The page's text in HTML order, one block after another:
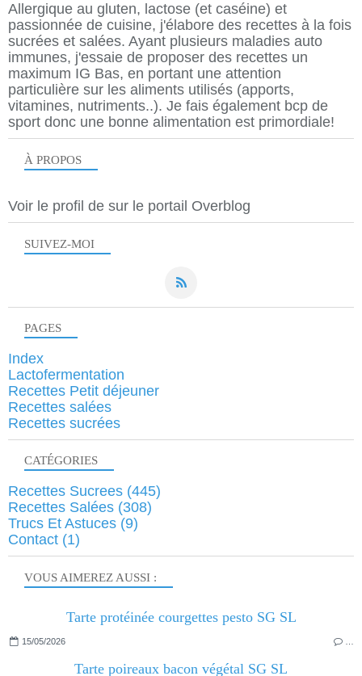
SUIVEZ-MOI
Allergique au gluten, lactose (et caséine) et
passionnée de cuisine, j'élabore des recettes à la fois
sucrées et salées. Ayant plusieurs maladies auto
immunes, j'essaie de proposer des recettes un
maximum IG Bas, en portant une attention
particulière sur les aliments utilisés (apports,
vitamines, nutriments..). Je fais également bcp de
sport donc une bonne alimentation est primordiale!
À PROPOS
Voir le profil de sur le portail Overblog
VOUS AIMEREZ AUSSI :
Tarte protéinée courgettes pesto SG SL
15/05/2026
Tarte poireaux bacon végétal SG SL
PAGES
Index
Lactofermentation
Recettes Petit déjeuner
Recettes salées
Recettes sucrées
CATÉGORIES
Recettes Sucrees (445)
Recettes Salées (308)
Trucs Et Astuces (9)
Contact (1)